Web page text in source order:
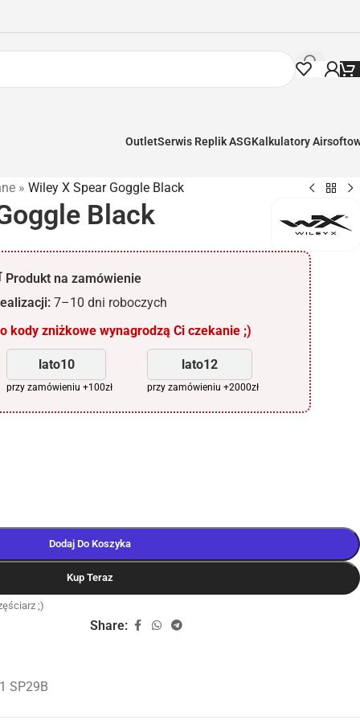
OutletSerwis Replik ASGKalkulatory
» Wiley X Spear Goggle Black
Black
Produkt na zamówienie
7–10 dni roboczych
kody zniżkowe wynagrodzą Ci czekanie ;)
lato10
przy zamówieniu +100zł
lato12
przy zamówieniu +2000zł
Dodaj Do Koszyka
Kup Teraz
;)
Share:
SP29B